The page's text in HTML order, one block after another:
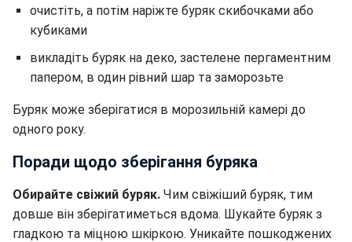
очистіть, а потім наріжте буряк скибочками або
кубиками
викладіть буряк на деко, застелене пергаментним
папером, в один рівний шар та заморозьте
Буряк може зберігатися в морозильній камері до
одного року.
Поради щодо зберігання буряка
Обирайте свіжий буряк. Чим свіжіший буряк, тим
довше він зберігатиметься вдома. Шукайте буряк з
гладкою та міцною шкіркою. Уникайте пошкоджених